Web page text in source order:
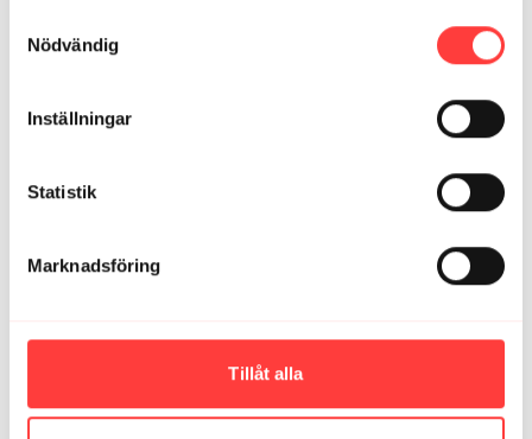
Nödvändig
Inställningar
Statistik
Marknadsföring
Tillåt alla
Nytt favoritpass! Tack 🙏